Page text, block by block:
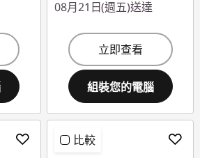
08月21日(週五)送達
立即查看
組裝您的電腦
比較